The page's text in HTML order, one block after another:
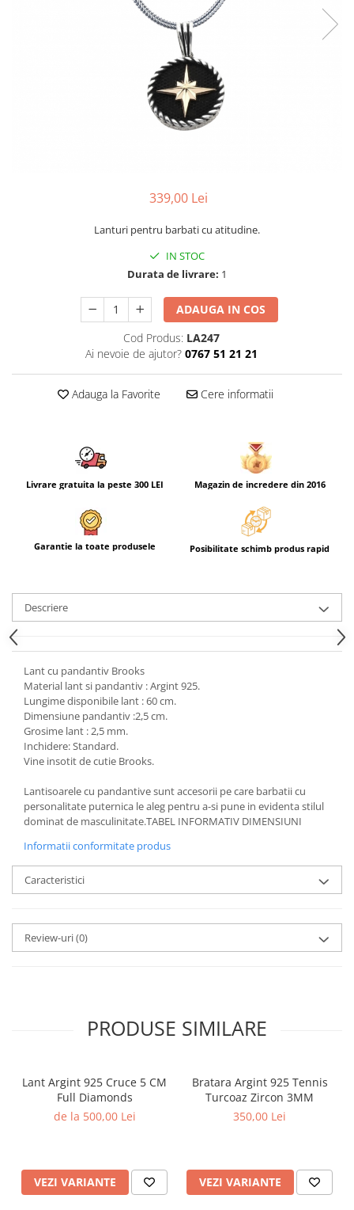
339,00 Lei
Lanturi pentru barbati cu atitudine.
IN STOC
Durata de livrare: 1
ADAUGA IN COS
Cod Produs: LA247
Ai nevoie de ajutor? 0767 51 21 21
Adauga la Favorite Cere informatii
Livrare gratuita la peste 300 LEI Magazin de incredere din 2016
Garantie la toate produsele Posibilitate schimb produs rapid
Descriere
Lant cu pandantiv Brooks
Material lant si pandantiv : Argint 925.
Lungime disponibile lant : 60 cm.
Dimensiune pandantiv :2,5 cm.
Grosime lant : 2,5 mm.
Inchidere: Standard.
Vine insotit de cutie Brooks.
Lantisoarele cu pandantive sunt accesorii pe care barbatii cu
personalitate puternica le aleg pentru a-si pune in evidenta stilul
dominat de masculinitate.TABEL INFORMATIV DIMENSIUNI
Informatii conformitate produs
Caracteristici
Review-uri(0)
PRODUSE SIMILARE
Lant Argint 925 Cruce 5 CM
Full Diamonds
de la 500,00 Lei
VEZI VARIANTE
Bratara Argint 925 Tennis
Turcoaz Zircon 3MM
350,00 Lei
VEZI VARIANTE